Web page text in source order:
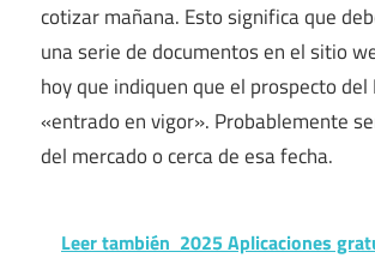
cotizar mañana. Esto significa que
una serie de documentos en el sitio
hoy que indiquen que el prospecto del
«entrado en vigor». Probablemente
del mercado o cerca de esa fecha.
Leer también 2025 Aplicaciones